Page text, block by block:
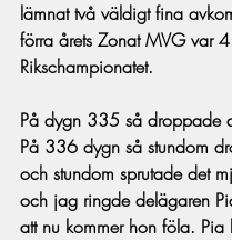
lämnat två väldigt fina
förra årets Zonat MVG var
Rikschampionatet.
På dygn 335 så droppade
På 336 dygn så stundom
och stundom sprutade det
och jag ringde delägaren
att nu kommer hon föla. Pia